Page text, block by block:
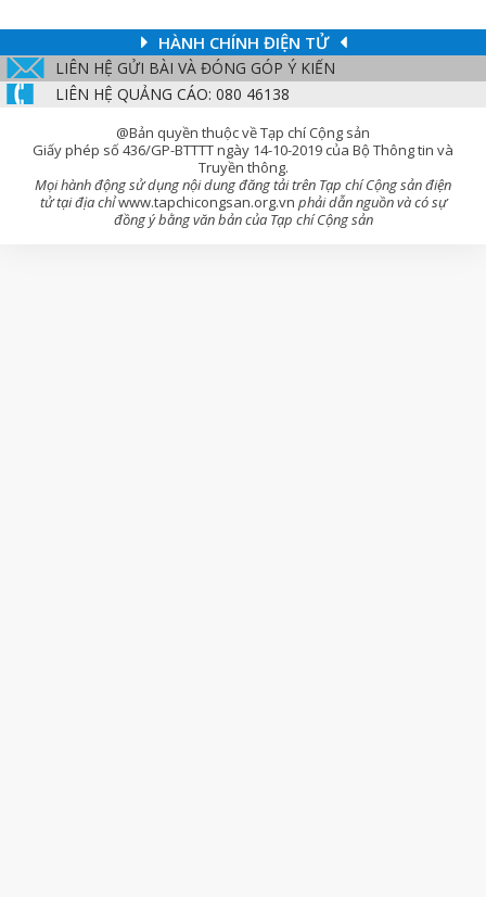
HÀNH CHÍNH ĐIỆN TỬ
LIÊN HỆ GỬI BÀI VÀ ĐÓNG GÓP Ý KIẾN
LIÊN HỆ QUẢNG CÁO: 080 46138
@Bản quyền thuộc về Tạp chí Cộng sản
Giấy phép số 436/GP-BTTTT ngày 14-10-2019 của Bộ Thông tin và
Truyền thông.
Mọi hành động sử dụng nội dung đăng tải trên Tạp chí Cộng sản điện
tử tại địa chỉwww.tapchicongsan.org.vn phải dẫn nguồn và có sự
đồng ý bằng văn bản của Tạp chí Cộng sản